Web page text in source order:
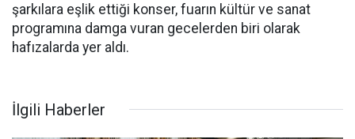
şarkılara eşlik ettiği konser, fuarın kültür ve sanat
programına damga vuran gecelerden biri olarak
hafızalarda yer aldı.
İlgili Haberler